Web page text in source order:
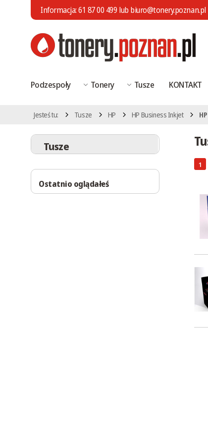
Informacja:61 87 00 499 lub biuro@tonery.poznan.pl
Podzespoły Tonery Tusze KONTAKT
Jesteś tu: Tusze HP HP Business Inkjet
1
Tusze
Ostatnio oglądałeś